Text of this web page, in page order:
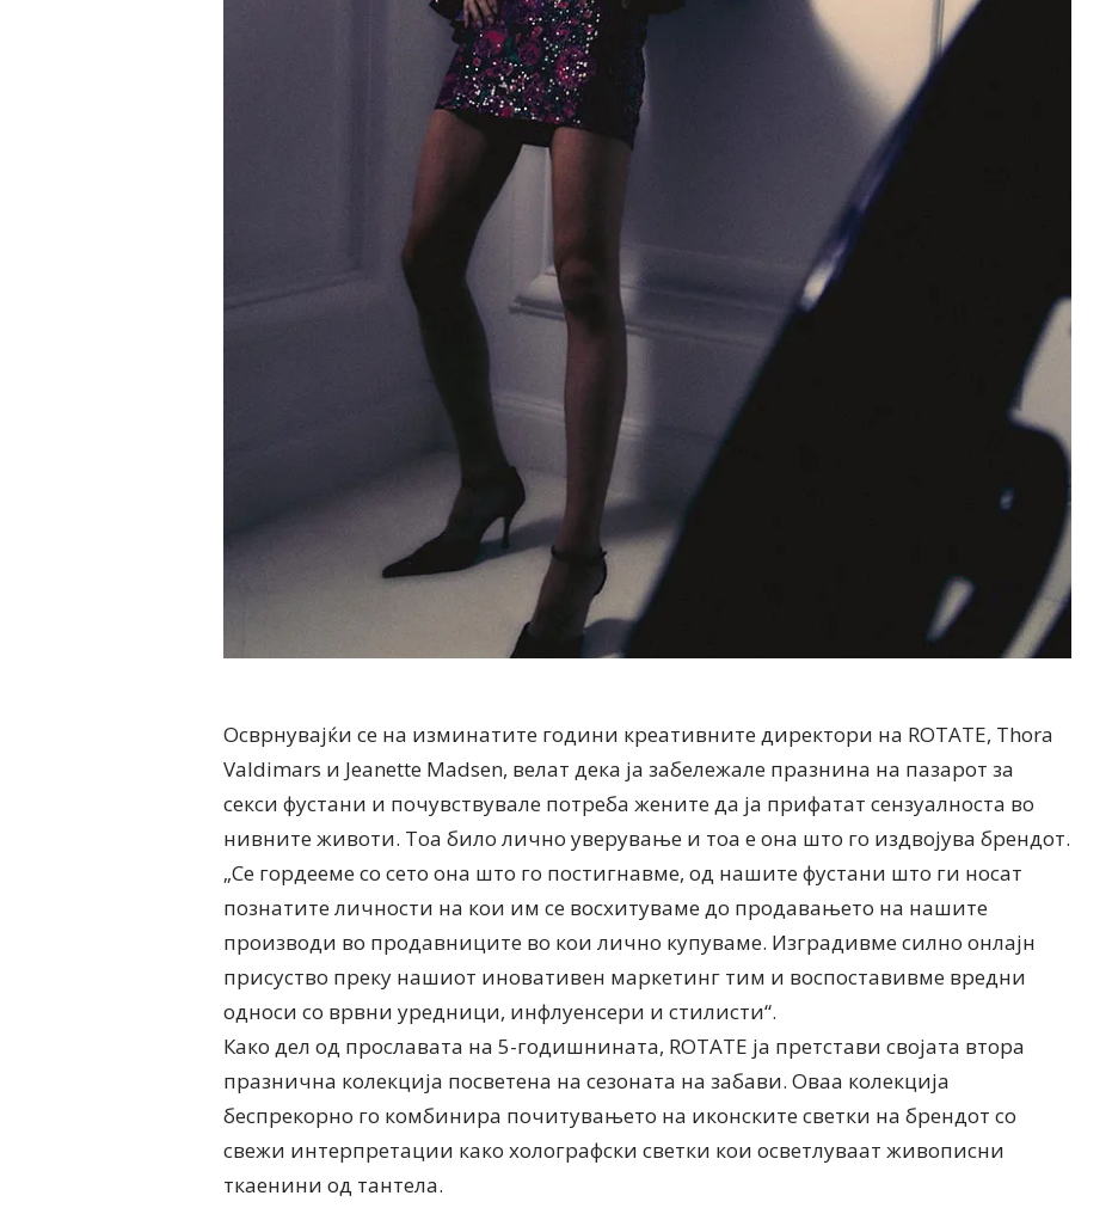
Осврнувајќи се на изминатите години креативните директори на ROTATE, Thora
Valdimars и Jeanette Madsen, велат дека ја забележале празнина на пазарот за
секси фустани и почувствувале потреба жените да ја прифатат сензуалноста во
нивните животи. Тоа било лично уверување и тоа е она што го издвојува брендот.
„Се гордееме со сето она што го постигнавме, од нашите фустани што ги носат
познатите личности на кои им се восхитуваме до продавањето на нашите
производи во продавниците во кои лично купуваме. Изградивме силно онлајн
присуство преку нашиот иновативен маркетинг тим и воспоставивме вредни
односи со врвни уредници, инфлуенсери и стилисти“.
Како дел од прославата на 5-годишнината, ROTATE ја претстави својата втора
празнична колекција посветена на сезоната на забави. Оваа колекција
беспрекорно го комбинира почитувањето на иконските светки на брендот со
свежи интерпретации како холографски светки кои осветлуваат живописни
ткаенини од тантела.